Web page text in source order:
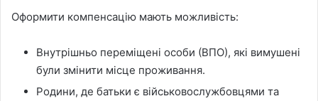
Оформити компенсацію мають можливість:
Внутрішньо переміщені особи (ВПО), які вимушені
були змінити місце проживання.
Родини, де батьки є військовослужбовцями та